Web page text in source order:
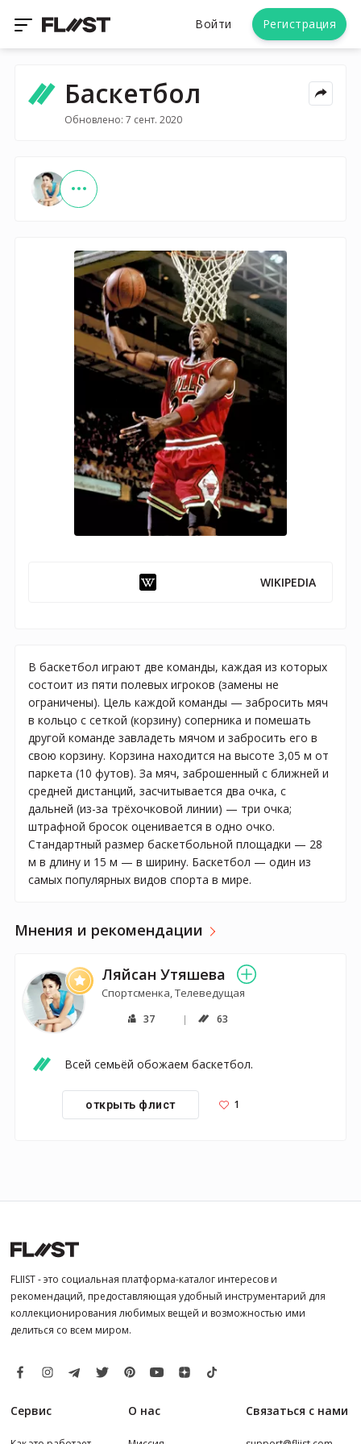
Войти Регистрация
Баскетбол
Обновлено: 7 сент. 2020
WIKIPEDIA
В баскетбол играют две команды, каждая из которых
состоит из пяти полевых игроков (замены не
ограничены). Цель каждой команды — забросить мяч
в кольцо с сеткой (корзину) соперника и помешать
другой команде завладеть мячом и забросить его в
свою корзину. Корзина находится на высоте 3,05 м от
паркета (10 футов). За мяч, заброшенный с ближней и
средней дистанций, засчитывается два очка, с
дальней (из-за трёхочковой линии) — три очка;
штрафной бросок оценивается в одно очко.
Стандартный размер баскетбольной площадки — 28
м в длину и 15 м — в ширину. Баскетбол — один из
самых популярных видов спорта в мире.
Мнения и рекомендации
Ляйсан Утяшева
Спортсменка, Телеведущая
37 63
Всей семьёй обожаем баскетбол.
открыть флист 1
FLIIST - это социальная платформа-каталог интересов и
рекомендаций, предоставляющая удобный инструментарий для
коллекционирования любимых вещей и возможностью ими
делиться со всем миром.
Сервис О нас Связаться с нами